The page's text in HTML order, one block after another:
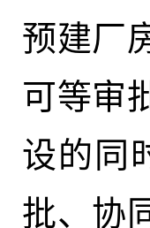
预建厂
可等审
设的同
批、协